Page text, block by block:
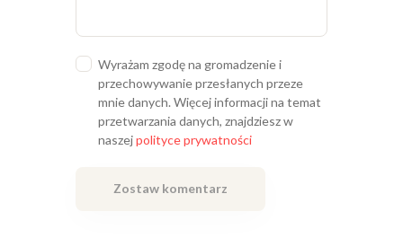
Wyrażam zgodę na gromadzenie i
przechowywanie przesłanych przeze
mnie danych. Więcej informacji na temat
przetwarzania danych, znajdziesz w
naszejpolityce prywatności